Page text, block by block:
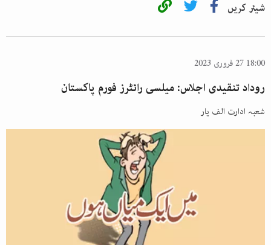
شیئر کریں
18:00 27 فروری 2023
روداد تنقیدی اجلاس: میلسی رائٹرز فورم پاکستان
شعبہ ادارت الف یار